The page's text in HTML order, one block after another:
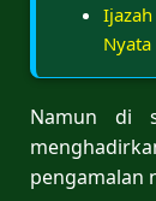
Namun di
pengamalan